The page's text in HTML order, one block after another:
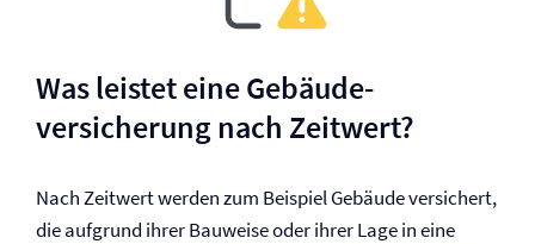
Was leistet eine Gebäude­
versicherung nach Zeitwert?
Nach Zeitwert werden zum Beispiel Gebäude versichert,
die aufgrund ihrer Bauweise oder ihrer Lage in eine